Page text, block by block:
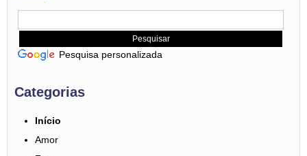
Pesquisa personalizada
Categorias
Início
Amor